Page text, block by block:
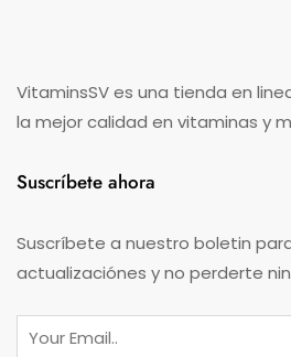
VitaminsSV es una tienda en
la mejor calidad en vitaminas y
Suscríbete ahora
Suscríbete a nuestro boletin
actualizaciónes y no perderte